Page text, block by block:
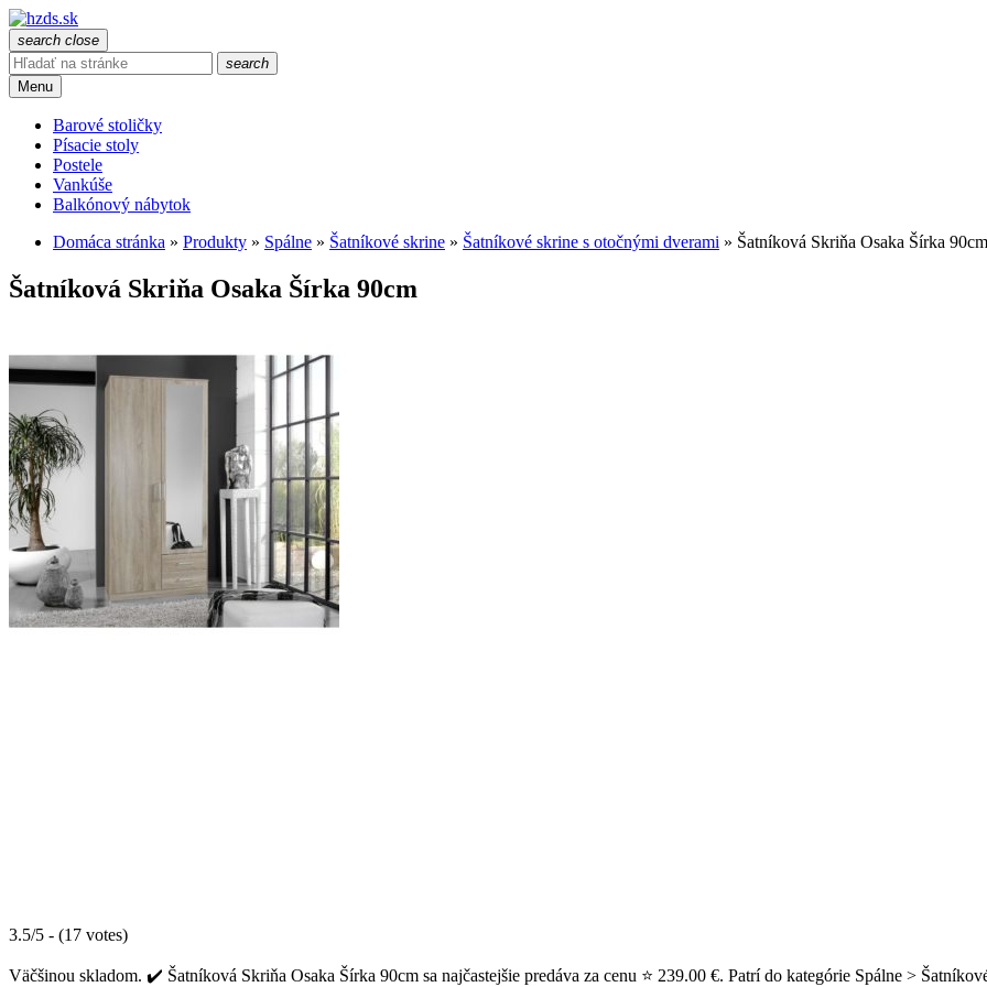
search close
search
Menu
Barové stoličky
Písacie stoly
Postele
Vankúše
Balkónový nábytok
Domáca stránka » Produkty » Spálne » Šatníkové skrine » Šatníkové skrine s otočnými dverami » Šatníková Skriňa Osaka Šírka 90cm
Šatníková Skriňa Osaka Šírka 90cm
3.5/5 - (17 votes)
Väčšinou skladom. ✔️ Šatníková Skriňa Osaka Šírka 90cm sa najčastejšie predáva za cenu ⭐ 239.00 €. Patrí do kategórie Spálne >